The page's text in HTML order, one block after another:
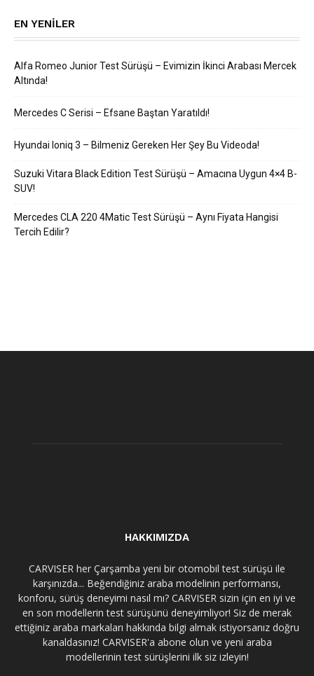
EN YENILER
Alfa Romeo Junior Test Sürüşü – Evimizin İkinci Arabası Mercek
Altında!
Mercedes C Serisi – Efsane Baştan Yaratıldı!
Hyundai Ioniq 3 – Bilmeniz Gereken Her Şey Bu Videoda!
Suzuki Vitara Black Edition Test Sürüşü – Amacına Uygun 4×4 B-
SUV!
Mercedes CLA 220 4Matic Test Sürüşü – Aynı Fiyata Hangisi
Tercih Edilir?
HAKKIMIZDA
CARVISER her Çarşamba yeni bir otomobil test sürüşü ile
karşınızda... Beğendiğiniz araba modelinin performansı,
konforu, sürüş deneyimi nasıl mı? CARVISER sizin için en iyi ve
en son modellerin test sürüşünü deneyimliyor! Siz de merak
ettiğiniz araba markaları hakkında bilgi almak istiyorsanız doğru
kanaldasınız! CARVISER'a abone olun ve yeni araba
modellerinin test sürüşlerini ilk siz izleyin!